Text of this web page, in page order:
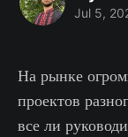
Jul 5,
На рынке
проектов
все ли